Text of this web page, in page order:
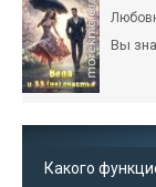
Вы
Какого